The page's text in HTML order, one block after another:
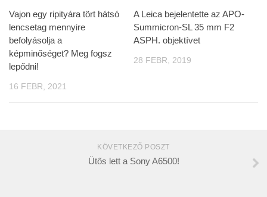
Vajon egy ripityára tört hátsó
lencsetag mennyire
befolyásolja a
képminőséget? Meg fogsz
lepődni!
16 FEBR, 2021
A Leica bejelentette az APO-
Summicron-SL 35 mm F2
ASPH. objektívet
28 FEBR, 2019
KÖVETKEZŐ POSZT
Ütős lett a Sony A6500!